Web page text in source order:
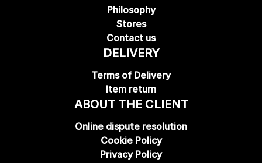
Philosophy
Stores
Contact us
DELIVERY
Terms of Delivery
Item return
ABOUT THE CLIENT
Online dispute resolution
Cookie Policy
Privacy Policy